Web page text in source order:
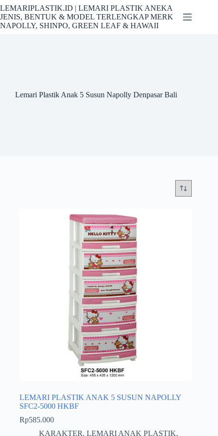
Skip
to
content
LEMARIPLASTIK.ID | LEMARI PLASTIK ANEKA
JENIS, BENTUK & MODEL TERLENGKAP MERK
NAPOLLY, SHINPO, GREEN LEAF & HAWAII
Lemari Plastik Anak 5 Susun Napolly Denpasar Bali
LEMARI PLASTIK ANAK 5 SUSUN NAPOLLY
SFC2-5000 HKBF
Rp585.000
KARAKTER, LEMARI ANAK PLASTIK,